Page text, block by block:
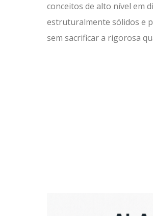
conceitos de alto nível em
estruturalmente sólidos e
sem sacrificar a rigorosa